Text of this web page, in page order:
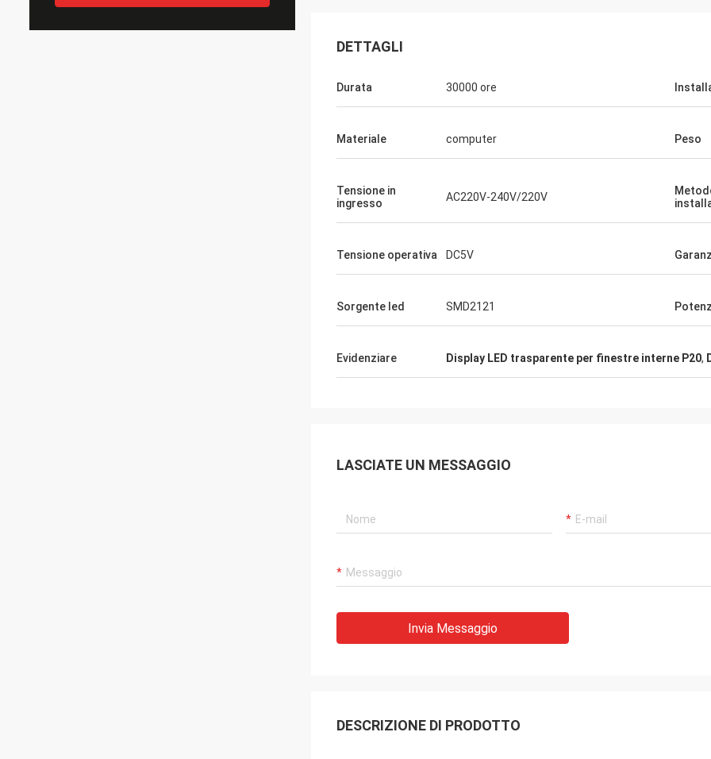
DETTAGLI
Durata 30000 ore
Materiale computer Peso
Tensione in
ingresso
AC220V-240V/220V
Tensione operativa DC5V
Sorgente led SMD2121
Evidenziare Display LED trasparente per finestre interne P20,
LASCIATE UN MESSAGGIO
Invia Messaggio
DESCRIZIONE DI PRODOTTO